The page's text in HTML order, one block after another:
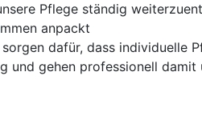
Pflege ständig
anpackt
dafür, dass individuelle
und gehen professionell damit